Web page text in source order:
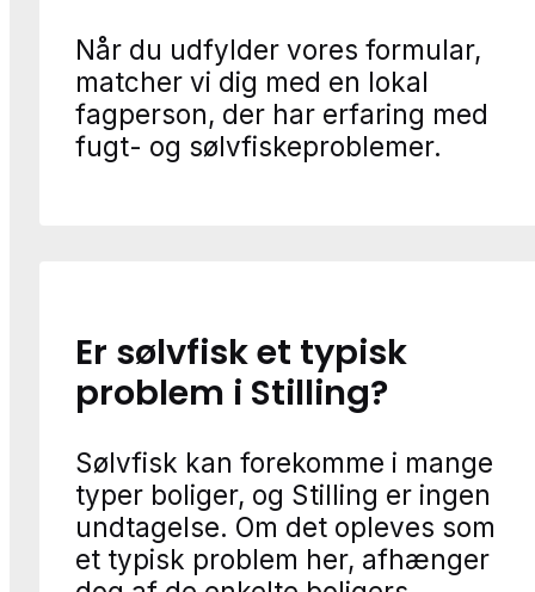
Når du udfylder vores formular,
matcher vi dig med en lokal
fagperson, der har erfaring med
fugt- og sølvfiskeproblemer.
Er sølvfisk et typisk
problem i Stilling?
Sølvfisk kan forekomme i mange
typer boliger, og Stilling er ingen
undtagelse. Om det opleves som
et typisk problem her, afhænger